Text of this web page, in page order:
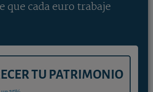
que cada euro trabaje
TU PATRIMONIO